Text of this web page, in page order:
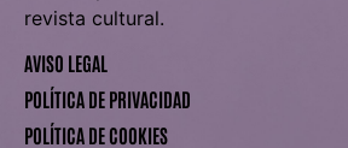
AVISO LEGAL
POLÍTICA DE PRIVACIDAD
POLÍTICA DE COOKIES